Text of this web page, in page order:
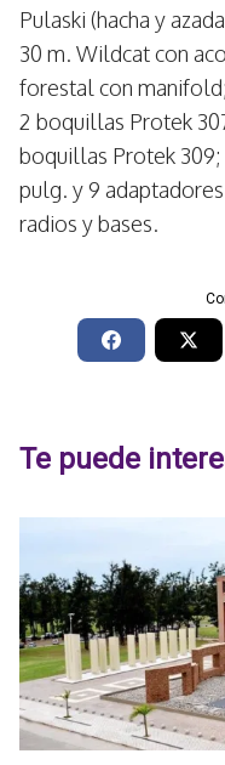
Pulaski (hacha y
30 m. Wildcat con
forestal con
2 boquillas Protek
boquillas Protek 309;
pulg. y 9
radios y bases.
Te puede